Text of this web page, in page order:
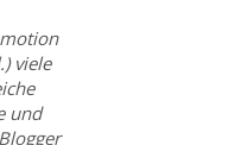
viele
und